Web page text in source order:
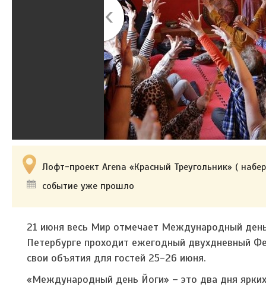
Лофт-проект Arena «Красный Треугольник» (
событие уже прошло
21 июня весь Мир отмечает Международный
Петербурге проходит ежегодный двухдневный
свои объятия для гостей 25-26 июня.
«Международный день Йоги» – это два дня